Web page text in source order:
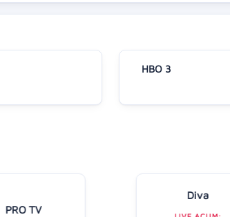
HBO 3
PRO TV
Diva